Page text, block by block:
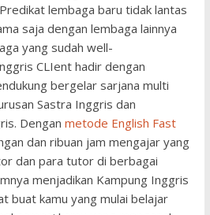
lembaga baru tidak lantas
saja dengan lembaga lainnya
yang sudah well-
CLIent hadir dengan
bergelar sarjana multi
Sastra Inggris dan
Dengan metode English Fast
dan ribuan jam mengajar yang
dan para tutor di berbagai
menjadikan Kampung Inggris
buat kamu yang mulai belajar